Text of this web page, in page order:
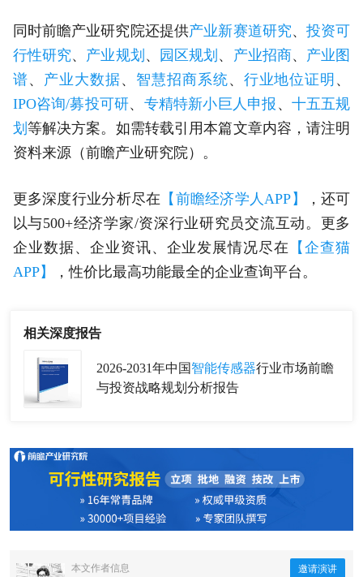
同时前瞻产业研究院还提供产业新赛道研究、投资可
行性研究、 产业规划 、 园区规划 、 产业招商、 产业图
谱、 产业大数据、 智慧招商系统、 行业地位证明 、
IPO咨询/募投可研、 专精特新小巨人申报 、 十五五规
划 等解决方案。如需转载引用本篇文章内容，请注明
资料来源（前瞻产业研究院）。
更多深度行业分析尽在 【前瞻经济学人APP】
，还可
以与500+经济学家/资深行业研究员交流互动。更多
企业数据、企业资讯、企业发展情况尽在
【企查猫
APP】
，性价比最高功能最全的企业查询平台。
相关深度报告
2026-2031年中国 智能传感器行业市场前瞻
与投资战略规划分析报告
本文作者信息 邀请演讲